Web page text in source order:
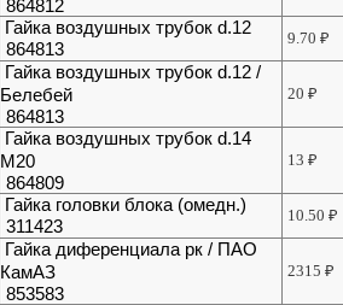
864812
Гайка воздушных трубок d.12
864813
9.70₽
Гайка воздушных трубок d.12 /
Белебей
864813
20₽
Гайка воздушных трубок d.14
М20
864809
13₽
Гайка головки блока (омедн.)
311423
10.50₽
Гайка диференциала рк / ПАО
КамАЗ
853583
2315₽